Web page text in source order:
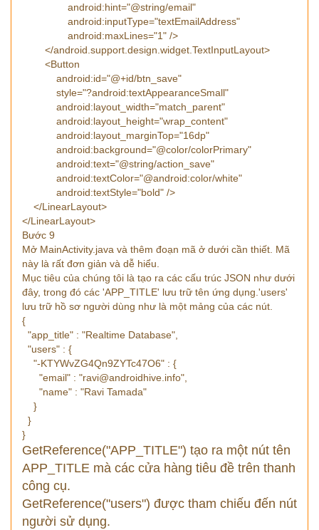
android:hint="@string/email"
android:inputType="textEmailAddress"
android:maxLines="1" />
</android.support.design.widget.TextInputLayout>
<Button
android:id="@+id/btn_save"
style="?android:textAppearanceSmall"
android:layout_width="match_parent"
android:layout_height="wrap_content"
android:layout_marginTop="16dp"
android:background="@color/colorPrimary"
android:text="@string/action_save"
android:textColor="@android:color/white"
android:textStyle="bold" />
</LinearLayout>
</LinearLayout>
Bước 9
Mở MainActivity.java và thêm đoạn mã ở dưới cần thiết. Mã
này là rất đơn giản và dễ hiểu.
Mục tiêu của chúng tôi là tạo ra các cấu trúc JSON như dưới
đây, trong đó các 'APP_TITLE' lưu trữ tên ứng dụng.'users'
lưu trữ hồ sơ người dùng như là một mảng của các nút.
{
"app_title" : "Realtime Database",
"users" : {
"-KTYWvZG4Qn9ZYTc47O6" : {
"email" : "ravi@androidhive.info",
"name" : "Ravi Tamada"
}
}
}
GetReference("APP_TITLE") tạo ra một nút tên
APP_TITLE mà các cửa hàng tiêu đề trên thanh
công cụ.
GetReference("users") được tham chiếu đến nút
người sử dụng.